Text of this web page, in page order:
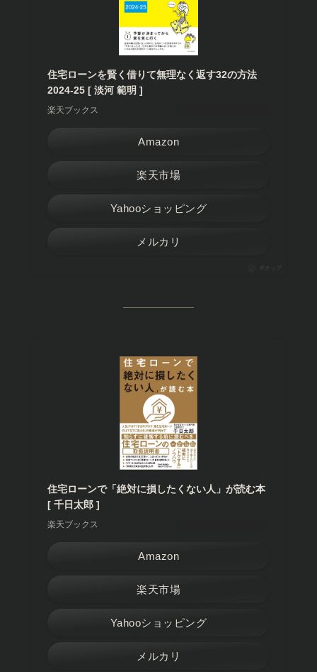
住宅ローンを賢く借りて無理なく返す32の方法
2024-25 [ 淡河 範明 ]
楽天ブックス
Amazon
楽天市場
Yahooショッピング
メルカリ
ポチップ
住宅ローンで「絶対に損したくない人」が読む本
[ 千日太郎 ]
楽天ブックス
Amazon
楽天市場
Yahooショッピング
メルカリ